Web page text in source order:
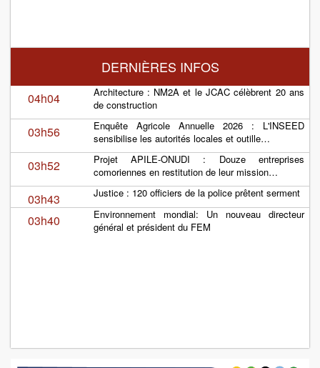
DERNIÈRES INFOS
04h04
Architecture : NM2A et le JCAC célèbrent 20 ans
de construction
03h56
Enquête Agricole Annuelle 2026 : L'INSEED
sensibilise les autorités locales et outille…
03h52
Projet APILE-ONUDI : Douze entreprises
comoriennes en restitution de leur mission…
03h43 Justice : 120 officiers de la police prêtent serment
03h40
Environnement mondial: Un nouveau directeur
général et président du FEM